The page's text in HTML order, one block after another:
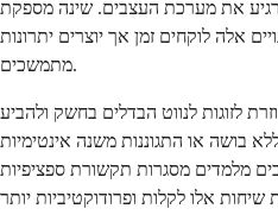
את מערכת העצבים. שינה מספקת
אלה לוקחים זמן אך יוצרים יתרונות
מתמשכים.
לזוגות לנווט הבדלים בחשק ולהביע
בושה או התגוננות משנה אינטימיות
מלמדים מסגרות תקשורת ספציפיות